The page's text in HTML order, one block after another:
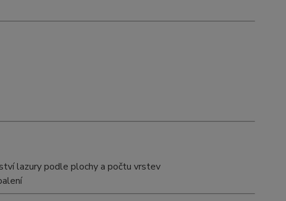
lazury podle plochy a počtu vrstev